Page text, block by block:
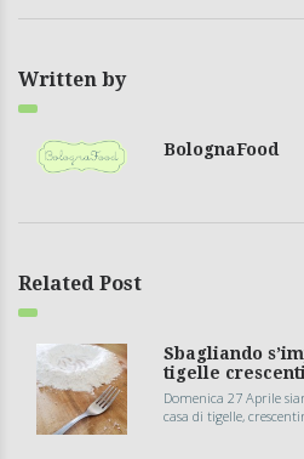
Written by
BolognaFood
Related Post
Sbagliando
tigelle
Domenica 27 Aprile
casa di tigelle,